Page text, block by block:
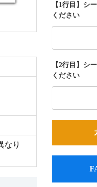
なり
【1行目】シ
ください
【2行目】シ
ください